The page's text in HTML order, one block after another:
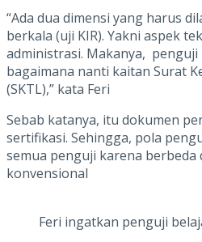
“Ada dua dimensi yang harus
berkala (uji KIR). Yakni aspek
administrasi. Makanya, penguji
bagaimana nanti kaitan Surat
(SKTL),” kata Feri
Sebab katanya, itu dokumen
sertifikasi. Sehingga, pola
semua penguji karena berbeda
konvensional
Feri ingatkan penguji